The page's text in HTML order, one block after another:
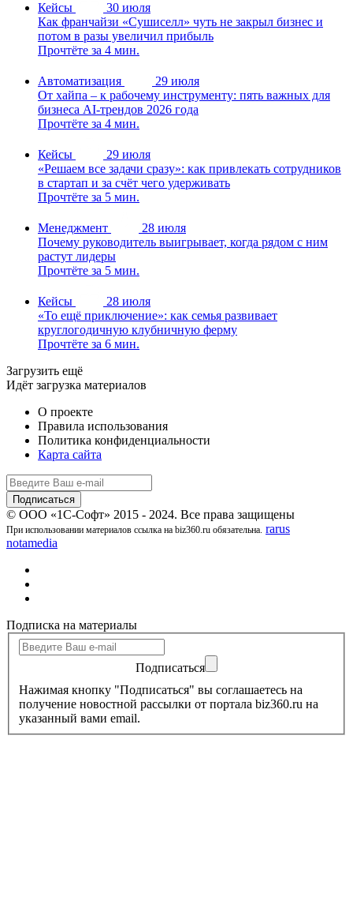
Кейсы
30 июля
Как франчайзи «Сушиселл» чуть не закрыл бизнес и
потом в разы увеличил прибыль
Прочтёте за 4 мин.
Автоматизация
29 июля
От хайпа – к рабочему инструменту: пять важных для
бизнеса AI-трендов 2026 года
Прочтёте за 4 мин.
Кейсы
29 июля
«Решаем все задачи сразу»: как привлекать сотрудников
в стартап и за счёт чего удерживать
Прочтёте за 5 мин.
Менеджмент
28 июля
Почему руководитель выигрывает, когда рядом с ним
растут лидеры
Прочтёте за 5 мин.
Кейсы
28 июля
«То ещё приключение»: как семья развивает
круглогодичную клубничную ферму
Прочтёте за 6 мин.
Загрузить ещё
Идёт загрузка материалов
О проекте
Правила использования
Политика конфиденциальности
Карта сайта
© ООО «1С-Софт» 2015 - 2024. Все права защищены
При использовании материалов ссылка на biz360.ru обязательна. rarus
notamedia
Подписка на материалы
Подписаться
Нажимая кнопку "Подписаться" вы соглашаетесь на
получение новостной рассылки от портала biz360.ru на
указанный вами email.